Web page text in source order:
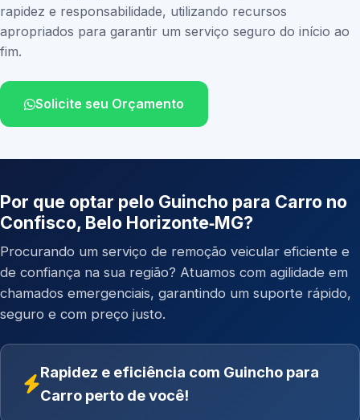
rapidez e responsabilidade, utilizando recursos
apropriados para garantir um serviço seguro do início ao
fim.
Solicite seu Orçamento
Por que optar pelo Guincho para Carro no
Confisco, Belo Horizonte‑MG?
Procurando um serviço de remoção veicular eficiente e
de confiança na sua região? Atuamos com agilidade em
chamados emergenciais, garantindo um suporte rápido,
seguro e com preço justo.
Rapidez e eficiência com Guincho para
Carro perto de você!